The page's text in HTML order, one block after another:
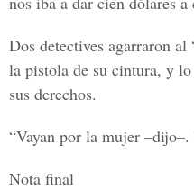
Dos detectives agarraron al
la pistola de su cintura, y
sus derechos.
“Vayan por la mujer
Nota final